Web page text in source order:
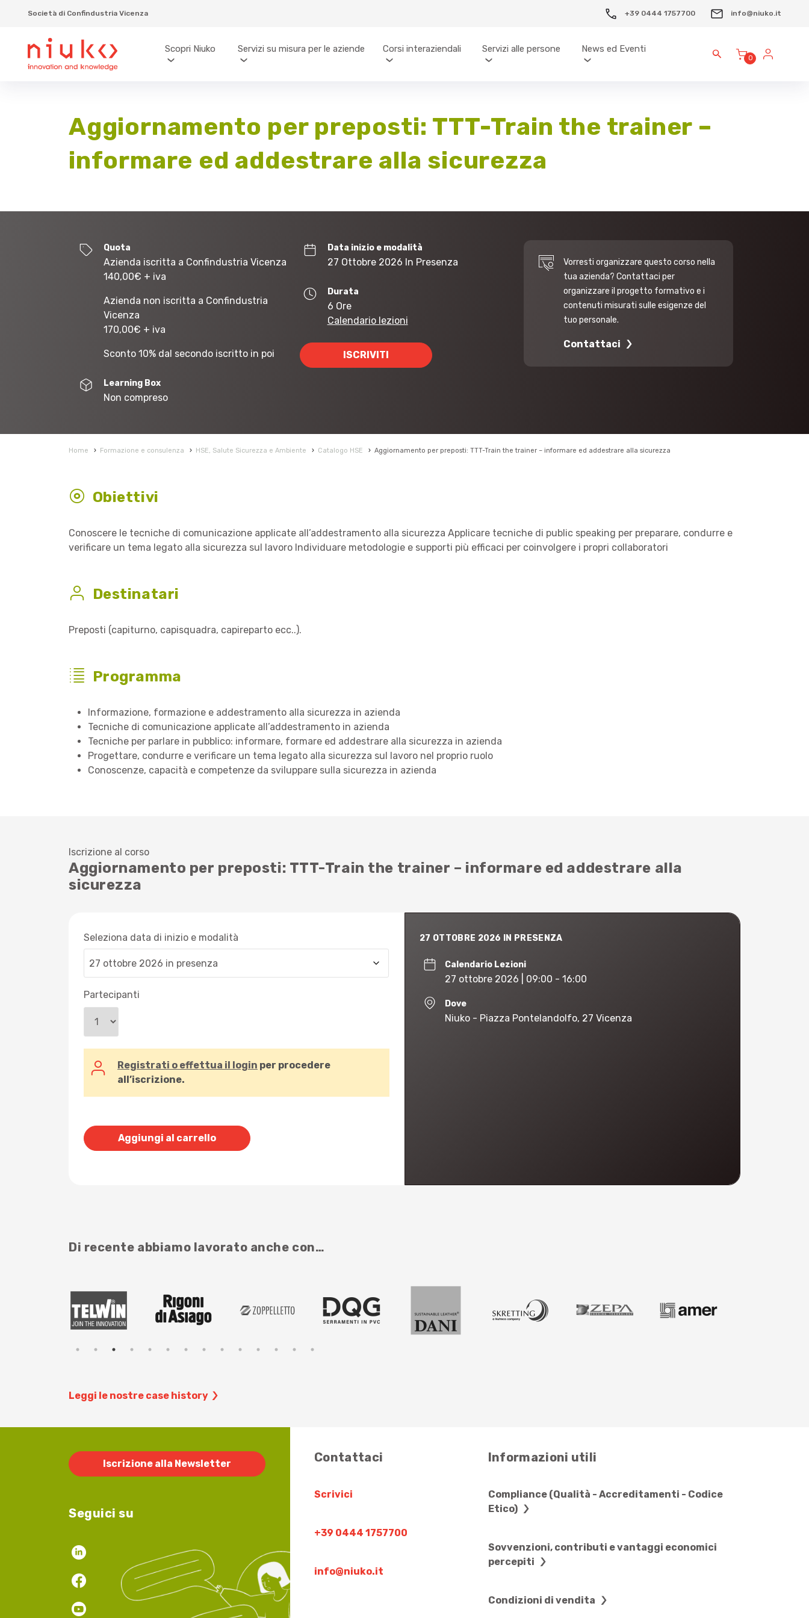
Società di Confindustria Vicenza +39 0444 1757700 info@niuko.it
0
Scopri Niuko Servizi su misura per le aziende Corsi interaziendali Servizi alle persone News ed Eventi
Aggiornamento per preposti: TTT-Train the trainer –
informare ed addestrare alla sicurezza
Quota
Azienda iscritta a Confindustria Vicenza
140,00€ + iva
Azienda non iscritta a Confindustria
Vicenza
170,00€ + iva
Sconto 10% dal secondo iscritto in poi
Learning Box
Non compreso
Data inizio e modalità
27 Ottobre 2026 In Presenza
Durata
6 Ore
Calendario lezioni
ISCRIVITI
Vorresti organizzare questo corso nella
tua azienda? Contattaci per
organizzare il progetto formativo e i
contenuti misurati sulle esigenze del
tuo personale.
Contattaci
Home › Formazione e consulenza › HSE, Salute Sicurezza e Ambiente › Catalogo HSE › Aggiornamento per preposti: TTT-Train the trainer – informare ed addestrare alla sicurezza
Obiettivi
Conoscere le tecniche di comunicazione applicate all’addestramento alla sicurezza Applicare tecniche di public speaking per preparare, condurre e
verificare un tema legato alla sicurezza sul lavoro Individuare metodologie e supporti più efficaci per coinvolgere i propri collaboratori
Destinatari
Preposti (capiturno, capisquadra, capireparto ecc..).
Programma
Informazione, formazione e addestramento alla sicurezza in azienda
Tecniche di comunicazione applicate all’addestramento in azienda
Tecniche per parlare in pubblico: informare, formare ed addestrare alla sicurezza in azienda
Progettare, condurre e verificare un tema legato alla sicurezza sul lavoro nel proprio ruolo
Conoscenze, capacità e competenze da sviluppare sulla sicurezza in azienda
Iscrizione al corso
Aggiornamento per preposti: TTT-Train the trainer – informare ed addestrare alla
sicurezza
Seleziona data di inizio e modalità
Partecipanti
Registrati o effettua il login per procedere
all’iscrizione.
Aggiungi al carrello
27 OTTOBRE 2026 IN PRESENZA
Calendario Lezioni
27 ottobre 2026 | 09:00 - 16:00
Dove
Niuko - Piazza Pontelandolfo, 27 Vicenza
Di recente abbiamo lavorato anche con…
Leggi le nostre case history
Iscrizione alla Newsletter
Seguici su
Contattaci
Scrivici
+39 0444 1757700
info@niuko.it
Informazioni utili
Compliance (Qualità - Accreditamenti - Codice
Etico)
Sovvenzioni, contributi e vantaggi economici
percepiti
Condizioni di vendita